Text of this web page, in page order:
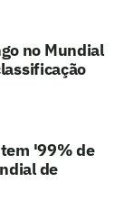
no Mundial
'99% de
de